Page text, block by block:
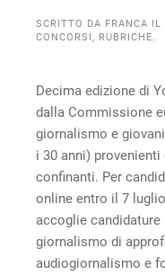
SCRITTO DA FRANCA IL
CONCORSI, RUBRICHE.
Decima edizione di
dalla Commissione
giornalismo e
i 30 anni) provenienti
confinanti. Per
online entro il 7 luglio
accoglie
giornalismo di
audiogiornalismo e